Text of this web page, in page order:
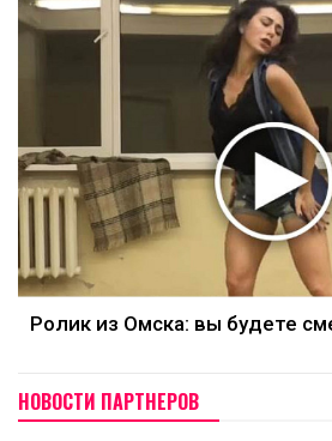
Ролик из Омска: вы будете
НОВОСТИ ПАРТНЕРОВ